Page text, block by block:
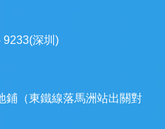
9233(深圳)
鋪（東鐵線落馬洲站出關對